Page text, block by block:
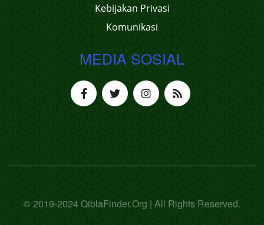
Kebijakan Privasi
Komunikasi
MEDIA SOSIAL
© 2019-2024 QiblaFinder.Org | All Rights Reserved.